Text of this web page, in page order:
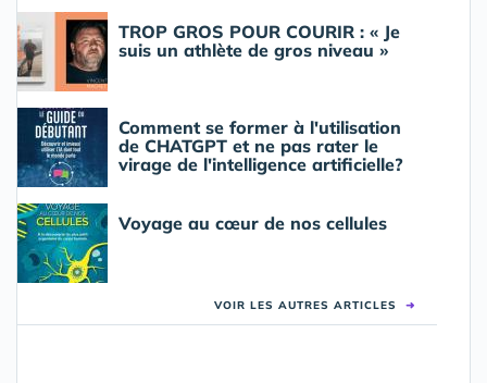
TROP GROS POUR COURIR : « Je
suis un athlète de gros niveau »
Comment se former à l'utilisation
de CHATGPT et ne pas rater le
virage de l'intelligence artificielle?
Voyage au cœur de nos cellules
VOIR LES AUTRES ARTICLES ➜